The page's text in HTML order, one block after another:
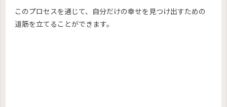
このプロセスを通じて、自分だけの幸せを見つけ出すための
道筋を立てることができます。